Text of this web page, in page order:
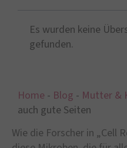
Home - Blog - Mutter &
auch gute Seiten
Wie die Forscher in „Cell
Es wurden keine
gefunden.